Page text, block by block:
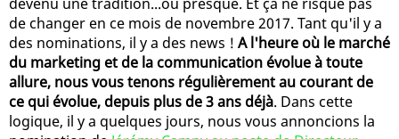
de changer en ce mois de novembre 2017. Tant qu'il y a
des nominations, il y a des news ! A l'heure où le marché
du marketing et de la communication évolue à toute
allure, nous vous tenons régulièrement au courant de
ce qui évolue, depuis plus de 3 ans déjà. Dans cette
logique, il y a quelques jours, nous vous annoncions la